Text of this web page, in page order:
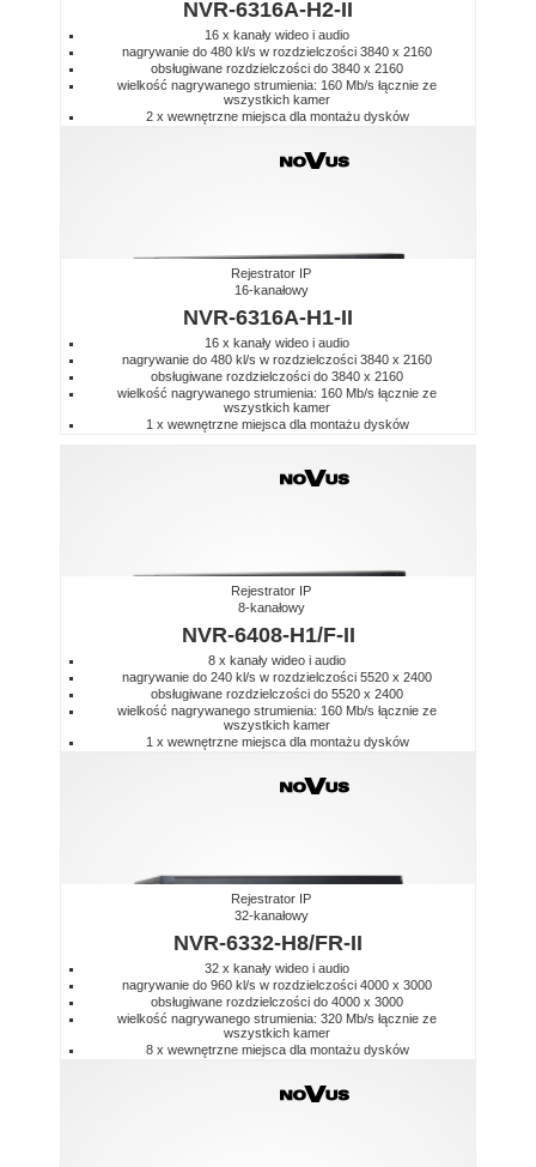
NVR-6316A-H2-II
16 x kanały wideo i audio
nagrywanie do 480 kl/s w rozdzielczości 3840 x 2160
obsługiwane rozdzielczości do 3840 x 2160
wielkość nagrywanego strumienia: 160 Mb/s łącznie ze
wszystkich kamer
2 x wewnętrzne miejsca dla montażu dysków
Rejestrator IP
16-kanałowy
NVR-6316A-H1-II
16 x kanały wideo i audio
nagrywanie do 480 kl/s w rozdzielczości 3840 x 2160
obsługiwane rozdzielczości do 3840 x 2160
wielkość nagrywanego strumienia: 160 Mb/s łącznie ze
wszystkich kamer
1 x wewnętrzne miejsca dla montażu dysków
Rejestrator IP
8-kanałowy
NVR-6408-H1/F-II
8 x kanały wideo i audio
nagrywanie do 240 kl/s w rozdzielczości 5520 x 2400
obsługiwane rozdzielczości do 5520 x 2400
wielkość nagrywanego strumienia: 160 Mb/s łącznie ze
wszystkich kamer
1 x wewnętrzne miejsca dla montażu dysków
Rejestrator IP
32-kanałowy
NVR-6332-H8/FR-II
32 x kanały wideo i audio
nagrywanie do 960 kl/s w rozdzielczości 4000 x 3000
obsługiwane rozdzielczości do 4000 x 3000
wielkość nagrywanego strumienia: 320 Mb/s łącznie ze
wszystkich kamer
8 x wewnętrzne miejsca dla montażu dysków